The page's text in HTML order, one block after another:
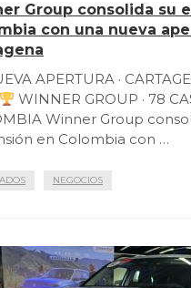
Group consolida su
con una nueva
APERTURA ·
WINNER GROUP · 78
Winner Group
en Colombia con …
NEGOCIOS